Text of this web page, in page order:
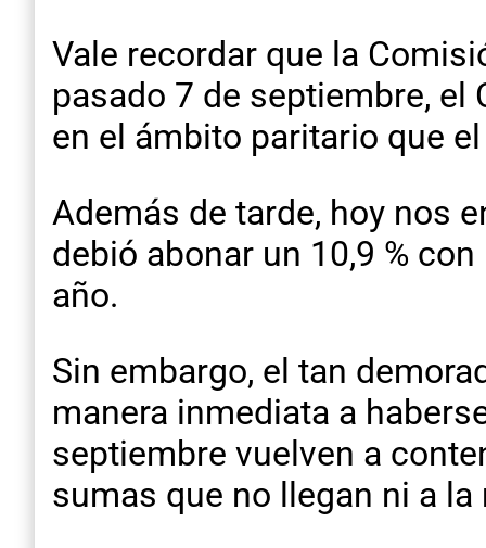
Vale recordar que la
pasado 7 de septiembre, el
en el ámbito paritario que
Además de tarde, hoy nos
debió abonar un 10,9 %
año.
Sin embargo, el tan
manera inmediata a
septiembre vuelven a
sumas que no llegan ni a